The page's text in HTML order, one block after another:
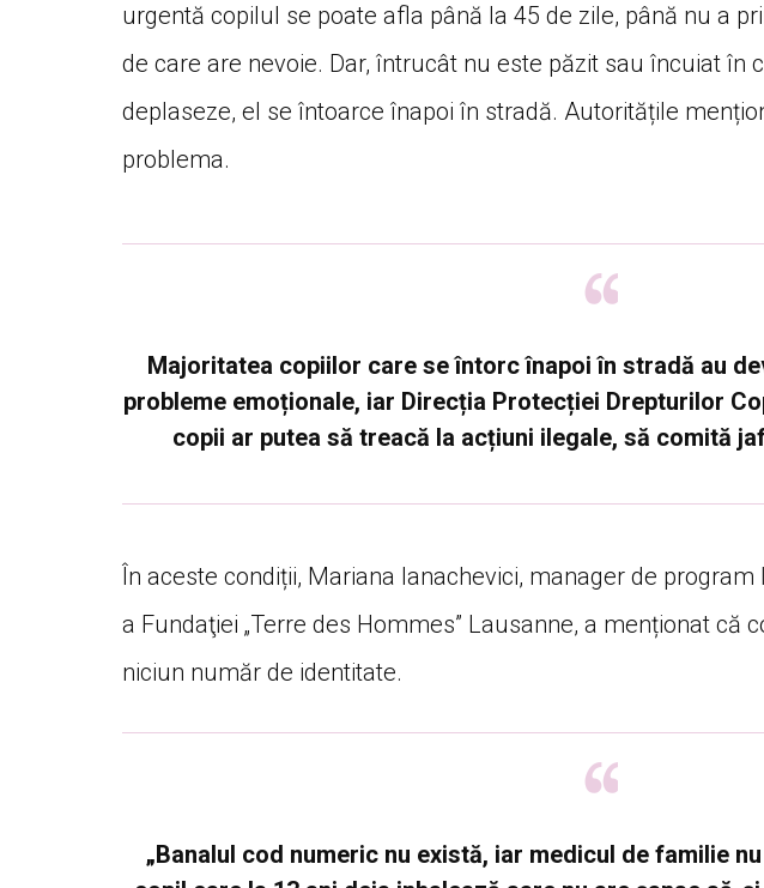
urgentă copilul se poate afla până la 45 de zile, până nu a
de care are nevoie. Dar, întrucât nu este păzit sau încuiat în
deplaseze, el se întoarce înapoi în stradă. Autoritățile
problema.
Majoritatea copiilor care se întorc înapoi în stradă au
probleme emoționale, iar Direcția Protecției Drepturilor
copii ar putea să treacă la acțiuni ilegale, să comită
În aceste condiții, Mariana Ianachevici, manager de
a Fundaţiei „Terre des Hommes” Lausanne, a menționat că
niciun număr de identitate.
„Banalul cod numeric nu există, iar medicul de familie